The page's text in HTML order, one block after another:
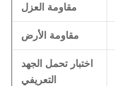
مقاومة العزل
مقاومة الأرض
اختبار تحمل الجهد
التعريفي